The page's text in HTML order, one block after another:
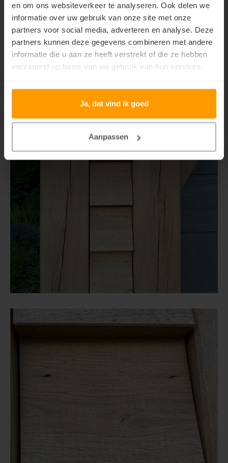
en om ons websiteverkeer te analyseren. Ook delen we
informatie over uw gebruik van onze site met onze
partners voor social media, adverteren en analyse. Deze
partners kunnen deze gegevens combineren met andere
informatie die u aan ze heeft verstrekt of die ze hebben
verzameld op basis van uw gebruik van hun services.
Ja, dat vind ik goed
Aanpassen